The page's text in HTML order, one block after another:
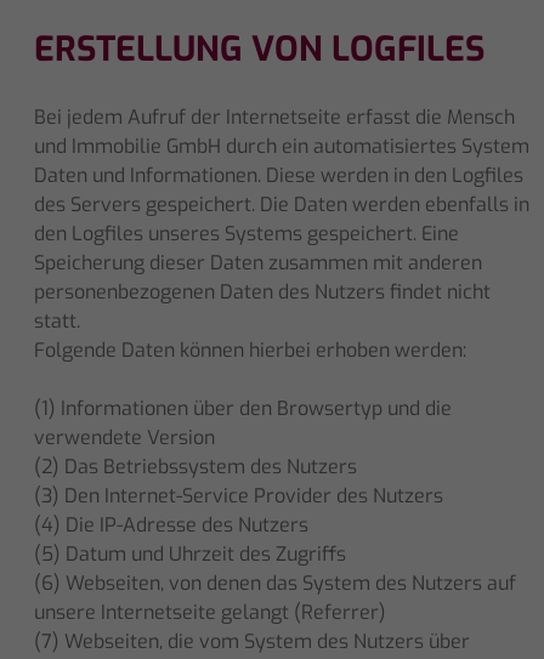
ERSTELLUNG VON LOGFILES
Bei jedem Aufruf der Internetseite erfasst die Mensch
und Immobilie GmbH durch ein automatisiertes System
Daten und Informationen. Diese werden in den Logfiles
des Servers gespeichert. Die Daten werden ebenfalls in
den Logfiles unseres Systems gespeichert. Eine
Speicherung dieser Daten zusammen mit anderen
personenbezogenen Daten des Nutzers findet nicht
statt.
Folgende Daten können hierbei erhoben werden:
(1) Informationen über den Browsertyp und die
verwendete Version
(2) Das Betriebssystem des Nutzers
(3) Den Internet-Service Provider des Nutzers
(4) Die IP-Adresse des Nutzers
(5) Datum und Uhrzeit des Zugriffs
(6) Webseiten, von denen das System des Nutzers auf
unsere Internetseite gelangt (Referrer)
(7) Webseiten, die vom System des Nutzers über